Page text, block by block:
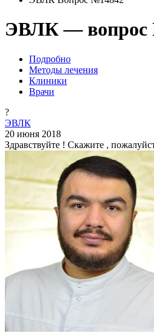
ЭВЛК — вопрос
Подробно
Методы лечения
Клиники
Врачи
?
ЭВЛК
20 июня 2018
Здравствуйте ! Скажите ,